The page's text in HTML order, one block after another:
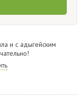
и с адыгейским